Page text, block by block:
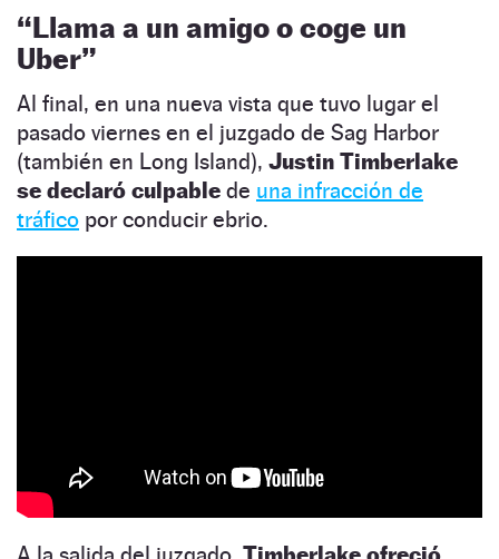
“Llama a un amigo o coge un
Uber”
Al final, en una nueva vista que tuvo lugar el
pasado viernes en el juzgado de Sag Harbor
(también en Long Island), Justin Timberlake
se declaró culpable de una infracción de
tráfico por conducir ebrio.